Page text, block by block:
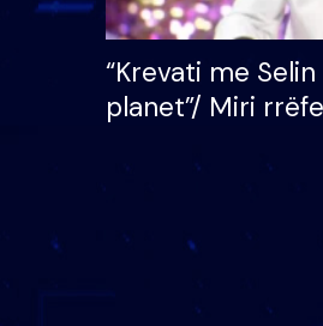
“Krevati me
planet”/ Miri
mungojë zilja e